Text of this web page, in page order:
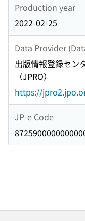
Production year
2022-02-25
Data Provider
出版情報登録セン
（JPRO）
https://
JP-e Code